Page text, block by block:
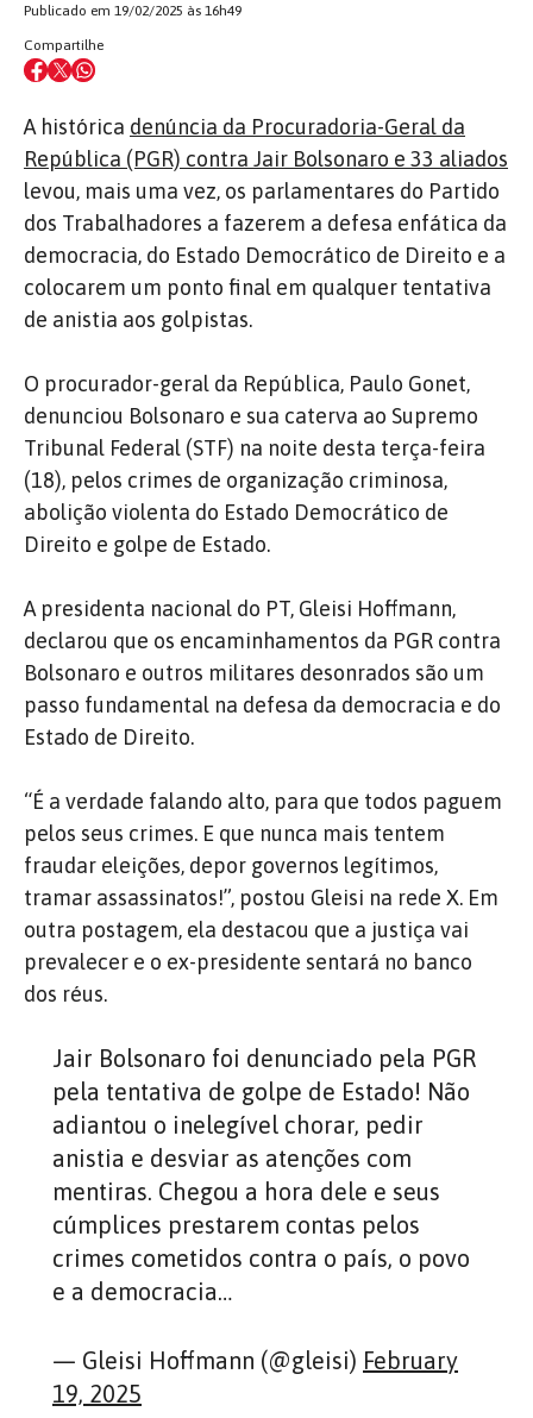
Publicado em 19/02/2025 às 16h49
Compartilhe
A histórica denúncia da Procuradoria-Geral da
República (PGR) contra Jair Bolsonaro e 33 aliados
levou, mais uma vez, os parlamentares do Partido
dos Trabalhadores a fazerem a defesa enfática da
democracia, do Estado Democrático de Direito e a
colocarem um ponto final em qualquer tentativa
de anistia aos golpistas.
O procurador-geral da República, Paulo Gonet,
denunciou Bolsonaro e sua caterva ao Supremo
Tribunal Federal (STF) na noite desta terça-feira
(18), pelos crimes de organização criminosa,
abolição violenta do Estado Democrático de
Direito e golpe de Estado.
A presidenta nacional do PT, Gleisi Hoffmann,
declarou que os encaminhamentos da PGR contra
Bolsonaro e outros militares desonrados são um
passo fundamental na defesa da democracia e do
Estado de Direito.
“É a verdade falando alto, para que todos paguem
pelos seus crimes. E que nunca mais tentem
fraudar eleições, depor governos legítimos,
tramar assassinatos!”, postou Gleisi na rede X. Em
outra postagem, ela destacou que a justiça vai
prevalecer e o ex-presidente sentará no banco
dos réus.
Jair Bolsonaro foi denunciado pela PGR
pela tentativa de golpe de Estado! Não
adiantou o inelegível chorar, pedir
anistia e desviar as atenções com
mentiras. Chegou a hora dele e seus
cúmplices prestarem contas pelos
crimes cometidos contra o país, o povo
e a democracia…
— Gleisi Hoffmann (@gleisi) February
19, 2025